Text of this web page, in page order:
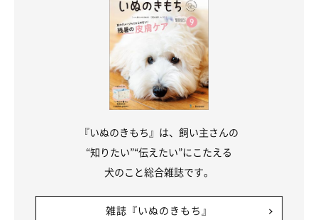
充分な水分摂取とともに、 腸の活動の正常化
をはかりたい
なって苦痛を伴ったりする状態のことをいいます。水分摂取が少
『いぬのきもち』は、飼い主さんの
“知りたい”“伝えたい”にこたえる
犬のこと総合雑誌です。
雑誌『いぬのきもち』